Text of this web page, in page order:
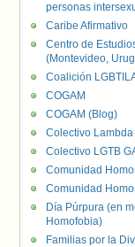
personas
Caribe Afirmativo
Centro de
(Montevideo,
Coalición
COGAM
COGAM (Blog)
Colectivo
Colectivo LGTB
Comunidad
Comunidad
Día Púrpura (en
Homofobia)
Familias por la